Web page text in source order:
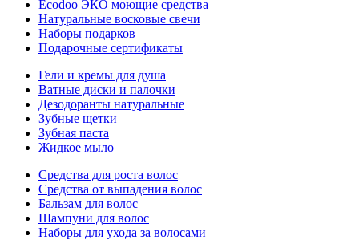
Ecodoo ЭКО моющие средства
Натуральные восковые свечи
Наборы подарков
Подарочные сертификаты
Гели и кремы для душа
Ватные диски и палочки
Дезодоранты натуральные
Зубные щетки
Зубная паста
Жидкое мыло
Средства для роста волос
Средства от выпадения волос
Бальзам для волос
Шампуни для волос
Наборы для ухода за волосами